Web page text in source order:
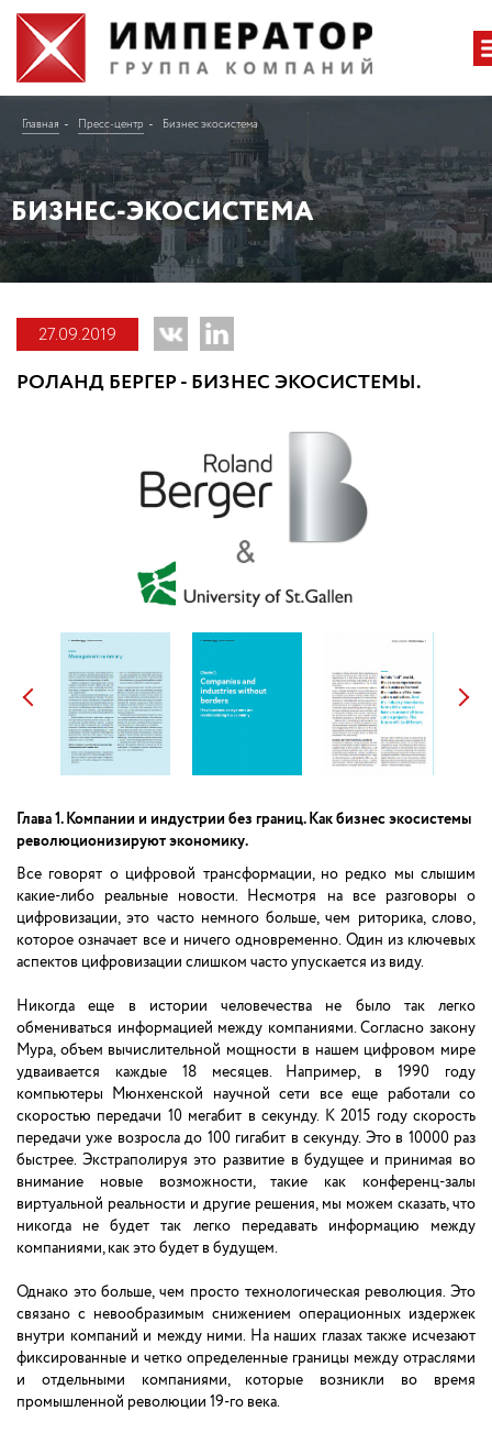
Главная Пресс-центр Бизнес экосистема
БИЗНЕС-ЭКОСИСТЕМА
27.09.2019
РОЛАНД БЕРГЕР - БИЗНЕС ЭКОСИСТЕМЫ.
Глава 1. Компании и индустрии без границ. Как бизнес экосистемы
революционизируют экономику.
Все говорят о цифровой трансформации, но редко мы слышим
какие-либо реальные новости. Несмотря на все разговоры о
цифровизации, это часто немного больше, чем риторика, слово,
которое означает все и ничего одновременно. Один из ключевых
аспектов цифровизации слишком часто упускается из виду.
Никогда еще в истории человечества не было так легко
обмениваться информацией между компаниями. Согласно закону
Мура, объем вычислительной мощности в нашем цифровом мире
удваивается каждые 18 месяцев. Например, в 1990 году
компьютеры Мюнхенской научной сети все еще работали со
скоростью передачи 10 мегабит в секунду. К 2015 году скорость
передачи уже возросла до 100 гигабит в секунду. Это в 10000 раз
быстрее. Экстраполируя это развитие в будущее и принимая во
внимание новые возможности, такие как конференц-залы
виртуальной реальности и другие решения, мы можем сказать, что
никогда не будет так легко передавать информацию между
компаниями, как это будет в будущем.
Однако это больше, чем просто технологическая революция. Это
связано с невообразимым снижением операционных издержек
внутри компаний и между ними. На наших глазах также исчезают
фиксированные и четко определенные границы между отраслями
и отдельными компаниями, которые возникли во время
промышленной революции 19-го века.